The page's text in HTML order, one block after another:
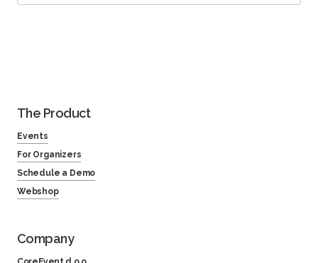
The Product
Events
For Organizers
Schedule a Demo
Webshop
Company